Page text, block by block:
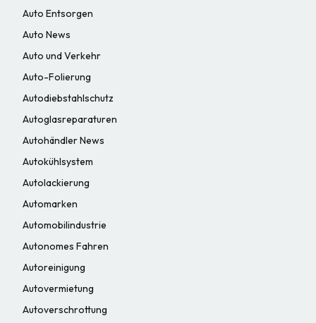
Auto Entsorgen
Auto News
Auto und Verkehr
Auto-Folierung
Autodiebstahlschutz
Autoglasreparaturen
Autohändler News
Autokühlsystem
Autolackierung
Automarken
Automobilindustrie
Autonomes Fahren
Autoreinigung
Autovermietung
Autoverschrottung